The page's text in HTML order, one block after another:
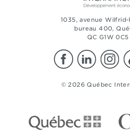
1035, avenue
bureau 400,
QC G1W 0C5
© 2026 Québec